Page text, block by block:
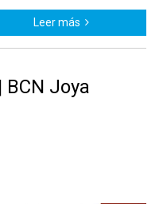
Leer más
BCN Joya